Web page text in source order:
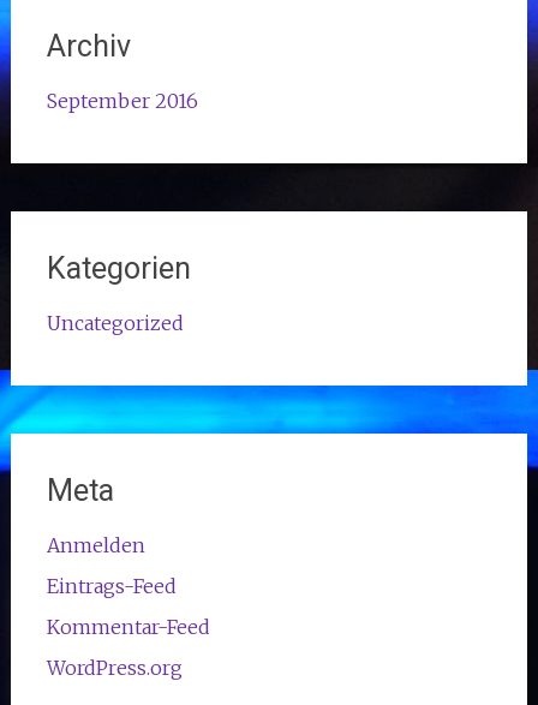
Archiv
September 2016
Kategorien
Uncategorized
Meta
Anmelden
Eintrags-Feed
Kommentar-Feed
WordPress.org